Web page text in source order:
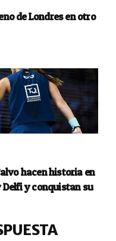
de Londres en otro
hacen historia en
Delfi y conquistan su